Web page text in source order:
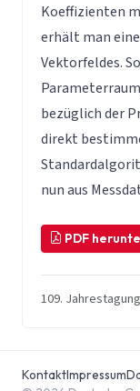
Koeffizienten
erhält man
Vektorfeldes.
bezüglich der
direkt
nun aus
PDF
109. Jahrestagung
KontaktImpressum